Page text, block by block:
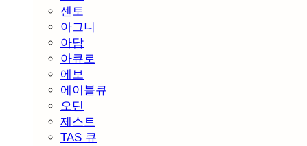
센토
아그니
아담
아큐로
에보
에이블큐
오딘
제스트
TAS 큐